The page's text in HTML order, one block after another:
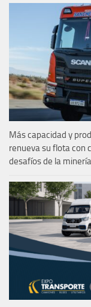
Más capacidad y
renueva su flota con
desafíos de la minería